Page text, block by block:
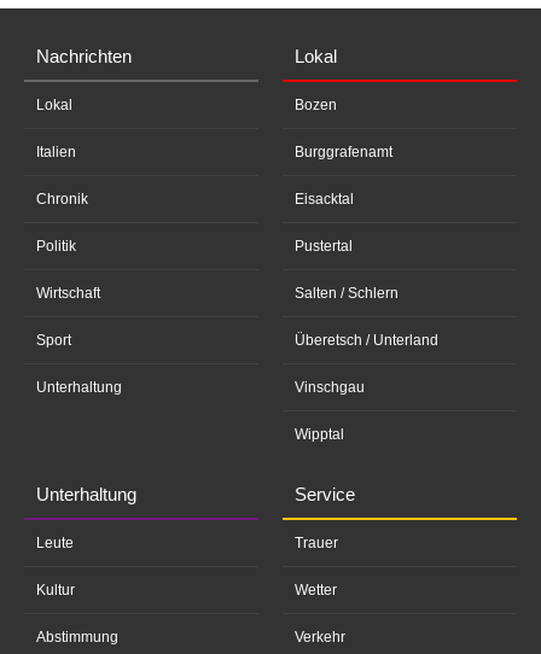
Nachrichten
Lokal
Italien
Chronik
Politik
Wirtschaft
Sport
Unterhaltung
Lokal
Bozen
Burggrafenamt
Eisacktal
Pustertal
Salten / Schlern
Überetsch / Unterland
Vinschgau
Wipptal
Unterhaltung
Leute
Kultur
Abstimmung
Service
Trauer
Wetter
Verkehr